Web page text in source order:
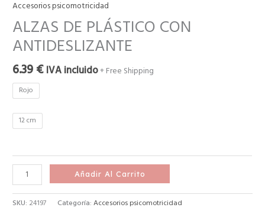
Accesorios psicomotricidad
ALZAS DE PLÁSTICO CON
ANTIDESLIZANTE
6.39€ IVA incluido+ Free Shipping
Rojo
12 cm
Añadir Al Carrito
SKU: 24197 Categoría:Accesorios psicomotricidad